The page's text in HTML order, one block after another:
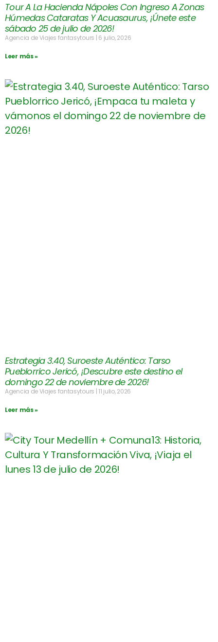
Tour A La Hacienda Nápoles Con Ingreso A Zonas
Húmedas Cataratas Y Acuasaurus, ¡Únete este
sábado 25 de julio de 2026!
Agencia de Viajes fantasytours 6 julio, 2026
Leer más »
Estrategia 3.40, Suroeste Auténtico: Tarso
Pueblorrico Jericó, ¡Descubre este destino el
domingo 22 de noviembre de 2026!
Agencia de Viajes fantasytours 11 julio, 2026
Leer más »